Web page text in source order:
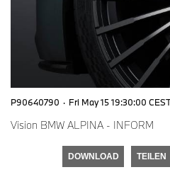
P90640790 · Fri May 15 19:30:00
Vision BMW ALPINA - INFORM
DOWNLOAD TEILEN